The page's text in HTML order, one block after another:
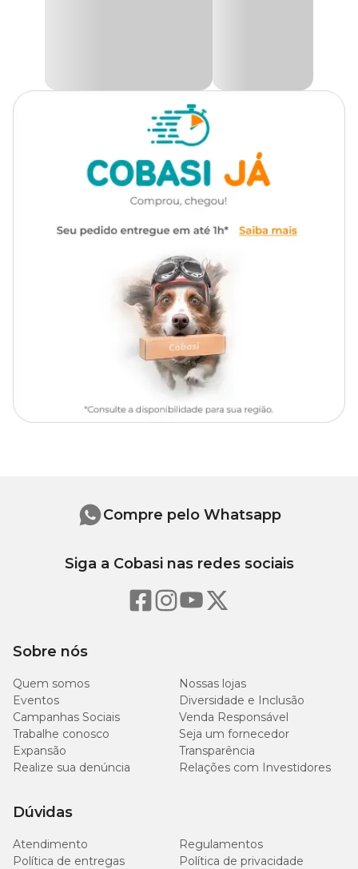
Gatos Varinha Pesca Tigre PetPira com ótimo preço
nossas variedades de produtos para gatos.
Medidas aproximadas:
Sobre nós
Quem somos
Nossas lojas
Eventos
Diversidade e Inclusão
Campanhas Sociais
Venda Responsável
Trabalhe conosco
Seja um fornecedor
Expansão
Transparência
Realize sua denúncia
Relações com Investidores
Dúvidas
Atendimento
Regulamentos
Política de entregas
Política de privacidade
Compre pelo Whatsapp
Siga a Cobasi nas redes sociais